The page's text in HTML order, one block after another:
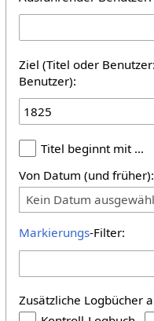
Ziel (Titel oder
Benutzer):
Titel beginnt mit …
Von Datum (und früher):
Kein Datum
Markierungs-Filter:
Zusätzliche Logbücher